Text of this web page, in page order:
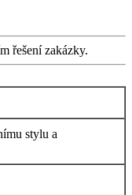
řešení zakázky.
stylu a